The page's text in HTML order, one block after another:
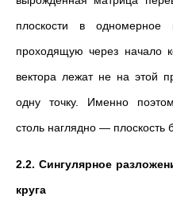
плоскости в одномерное
проходящую через начало
вектора лежат не на этой
одну точку. Именно
столь наглядно — плоскость
2.2. Сингулярное
круга